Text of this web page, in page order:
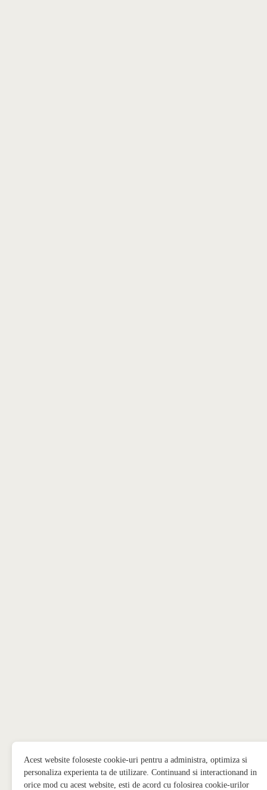
Acest website foloseste cookie-uri pentru a administra, optimiza si
personaliza experienta ta de utilizare. Continuand si interactionand in
orice mod cu acest website, esti de acord cu folosirea cookie-urilor